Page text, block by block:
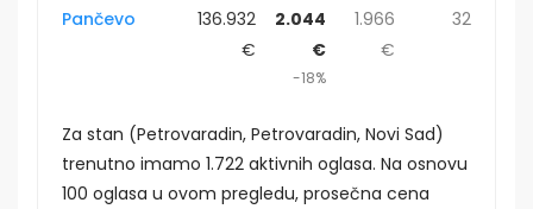
Pančevo
136.932
€
2.044
€
-18%
1.966
€
32
Za stan (Petrovaradin, Petrovaradin, Novi Sad)
trenutno imamo 1.722 aktivnih oglasa. Na osnovu
100 oglasa u ovom pregledu, prosečna cena